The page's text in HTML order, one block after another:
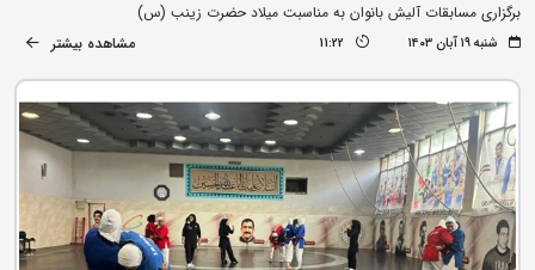
برگزاری مسابقات آلیش بانوان به مناسبت میلاد حضرت زینب (س)
شنبه ۱۹ آبان ۱۴۰۳ 11:22 مشاهده بیشتر